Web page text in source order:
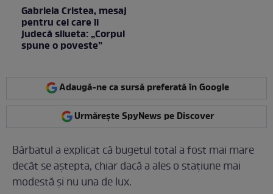
Gabriela Cristea, mesaj
pentru cei care îi
judecă silueta: „Corpul
spune o poveste”
Adaugă-ne ca sursă preferată în Google
Urmărește SpyNews pe Discover
Bărbatul a explicat că bugetul total a fost mai mare
decât se aștepta, chiar dacă a ales o stațiune mai
modestă și nu una de lux.